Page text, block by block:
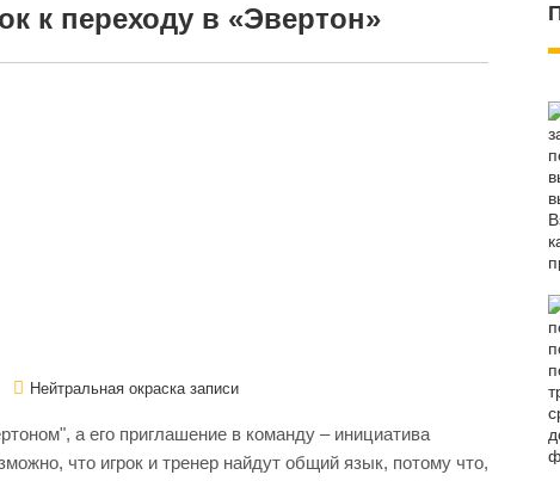
к переходу в «Эвертон»
Нейтральная окраска записи
а его приглашение в команду – инициатива
что игрок и тренер найдут общий язык, потому что,